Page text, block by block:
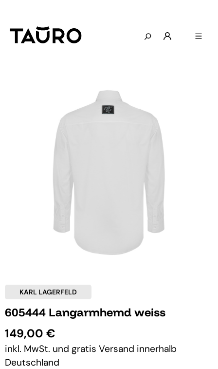
KARL LAGERFELD
605444 Langarmhemd weiss
149,00 €
inkl. MwSt. und gratis Versand innerhalb
Deutschland